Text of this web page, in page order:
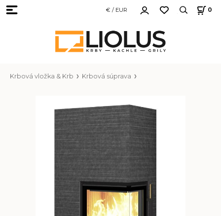
€ / EUR 0
Krbová vložka & Krb Krbová súprava